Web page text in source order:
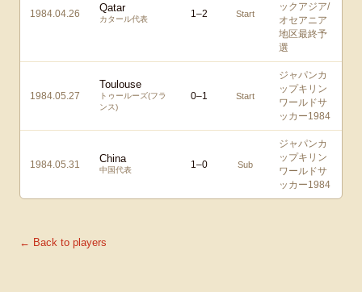
1984.04.26 Qatar
カタール代表 1–2 Start
ックアジア/
オセアニア
地区最終予
選
1984.05.27
Toulouse
トゥールーズ(フラ
ンス)
0–1 Start
ジャパンカ
ップキリン
ワールドサ
ッカー1984
1984.05.31 China
中国代表 1–0 Sub
ジャパンカ
ップキリン
ワールドサ
ッカー1984
← Back to players